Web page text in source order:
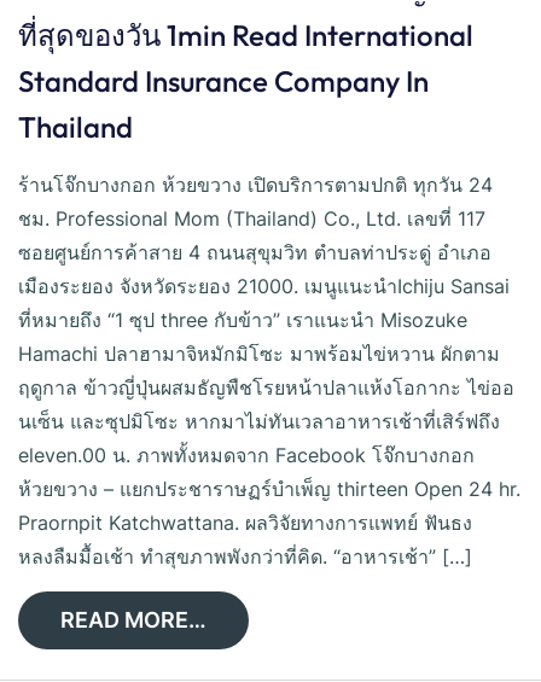
ที่สุดของวัน 1min Read International
Standard Insurance Company In
Thailand
ร้านโจ๊กบางกอก ห้วยขวาง เปิดบริการตามปกติ ทุกวัน 24
ชม. Professional Mom (Thailand) Co., Ltd. เลขที่ 117
ซอยศูนย์การค้าสาย 4 ถนนสุขุมวิท ตำบลท่าประดู่ อำเภอ
เมืองระยอง จังหวัดระยอง 21000. เมนูแนะนำIchiju Sansai
ที่หมายถึง “1 ซุป three กับข้าว” เราแนะนำ Misozuke
Hamachi ปลาฮามาจิหมักมิโซะ มาพร้อมไข่หวาน ผักตาม
ฤดูกาล ข้าวญี่ปุ่นผสมธัญพืชโรยหน้าปลาแห้งโอกากะ ไข่ออ
นเซ็น และซุปมิโซะ หากมาไม่ทันเวลาอาหารเช้าที่เสิร์ฟถึง
eleven.00 น. ภาพทั้งหมดจาก Facebook โจ๊กบางกอก
ห้วยขวาง – แยกประชาราษฏร์บำเพ็ญ thirteen Open 24 hr.
Praornpit Katchwattana. ผลวิจัยทางการแพทย์ ฟันธง
หลงลืมมื้อเช้า ทำสุขภาพพังกว่าที่คิด. “อาหารเช้า” […]
READ MORE…